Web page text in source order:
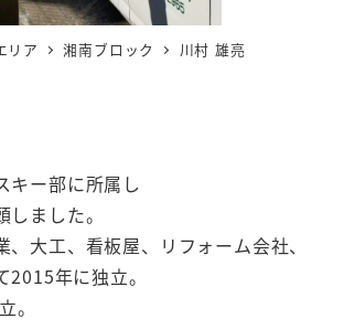
リア 湘南ブロック 川村 雄亮
キー部に所属し
ました。
、大工、看板屋、リフォーム会社、
2015年に独立。
。